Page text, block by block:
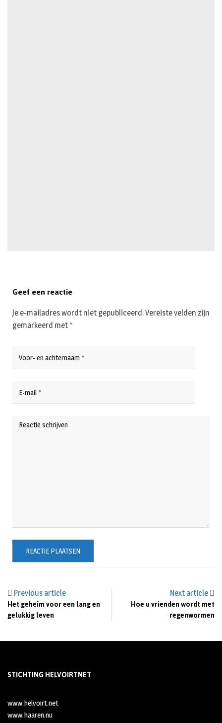
Previous article
Het geheim voor een lang en
gelukkig leven
Next article
Hoe u vrienden wordt met
regenwormen
Geef een reactie
Je e-mailadres wordt niet gepubliceerd.Vereiste velden zijn
gemarkeerd met *
STICHTING HELVOIRTNET
www.helvoirt.net
www.haaren.nu